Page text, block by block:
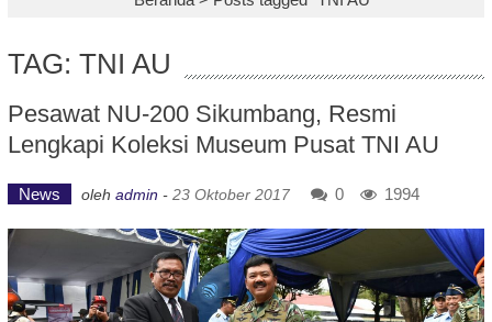
TAG: TNI AU
Pesawat NU-200 Sikumbang, Resmi
Lengkapi Koleksi Museum Pusat TNI AU
News oleh admin - 23 Oktober 2017 0 1994